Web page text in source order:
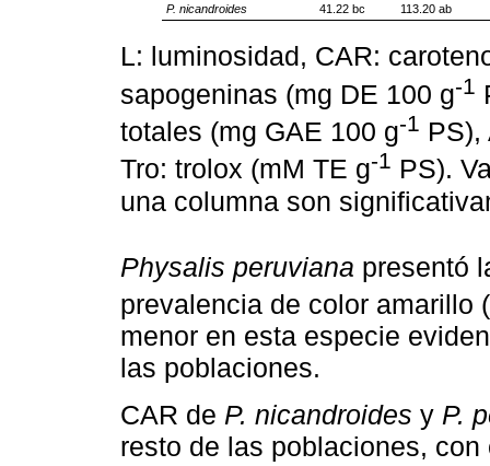
P. nicandroides
41.22 bc 113.20 ab
L: luminosidad, CAR:
sapogeninas (mg DE 100 g-1
totales (mg GAE 100 g-1 PS),
Tro: trolox (mM TE g-1 PS).
una columna son
Physalis peruviana presentó
prevalencia de color amarillo (
menor en esta especie
las poblaciones.
CAR de P. nicandroides y P.
resto de las poblaciones,